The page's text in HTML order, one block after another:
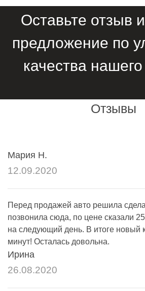
Оставьте отзыв
предложение по
качества
Отзывы
Мария Н.
12.09.2020
Перед продажей авто решила
позвонила сюда, по цене сказали
на следующий день. В итоге новый
минут! Осталась довольна.
Ирина
26.08.2020